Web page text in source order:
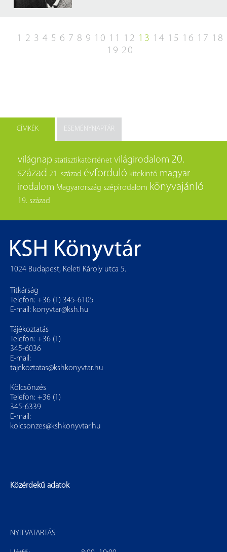
1 2 3 4 5 6 7 8 9 10 11 12 13 14 15 16 17 18
19 20
CÍMKÉK ESEMÉNYNAPTÁR
világnap statisztikatörténet világirodalom 20.
század 21. század évforduló kitekintő magyar
irodalom Magyarország szépirodalom könyvajánló
19. század
1024 Budapest, Keleti Károly utca 5.
Titkárság
Telefon: +36 (1) 345-6105
E-mail: konyvtar@ksh.hu
Tájékoztatás
Telefon: +36 (1)
345-6036
E-mail:
tajekoztatas@kshkonyvtar.hu
Kölcsönzés
Telefon: +36 (1)
345-6339
E-mail:
kolcsonzes@kshkonyvtar.hu
Közérdekű adatok
NYITVATARTÁS